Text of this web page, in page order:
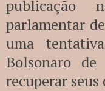
publicação
parlamentar
uma
Bolsonaro
recuperar